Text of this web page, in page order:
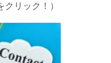
リック！）